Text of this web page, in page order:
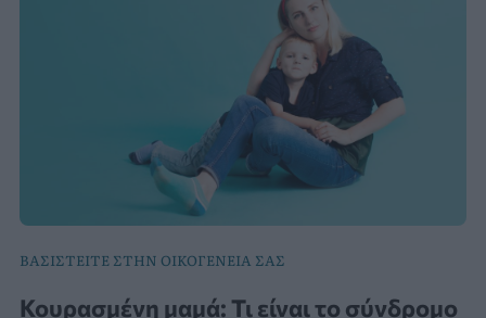
ΒΑΣΙΣΤΕΙΤΕ ΣΤΗΝ ΟΙΚΟΓΕΝΕΙΑ ΣΑΣ
Κουρασμένη μαμά: Τι είναι το σύνδρομο